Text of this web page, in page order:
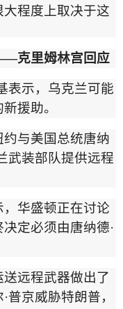
程度上取决于这
克里姆林宫回应
表示， 乌克兰可能
援助。
与美国总统唐纳
武装部队提供远程
华盛顿正在讨论
决定必须由唐纳德·
远程武器做出了
·普京威胁特朗普，